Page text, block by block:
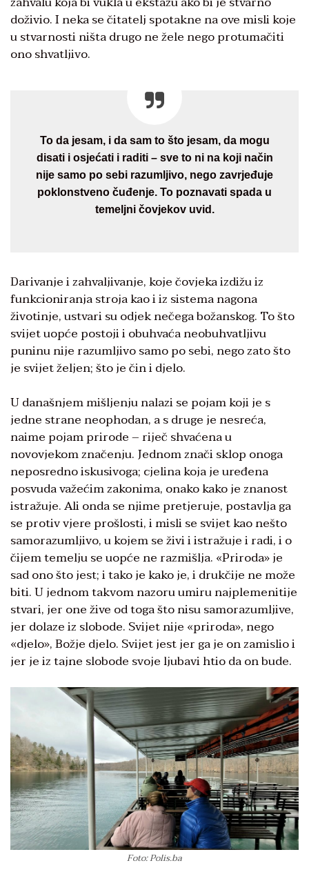
doživio. I neka se čitatelj spotakne na ove misli koje
u stvarnosti ništa drugo ne žele nego protumačiti
ono shvatljivo.
To da jesam, i da sam to što jesam, da mogu
disati i osjećati i raditi – sve to ni na koji način
nije samo po sebi razumljivo, nego zavrjeđuje
poklonstveno čuđenje. To poznavati spada u
temeljni čovjekov uvid.
Darivanje i zahvaljivanje, koje čovjeka izdižu iz
funkcioniranja stroja kao i iz sistema nagona
životinje, ustvari su odjek nečega božanskog. To što
svijet uopće postoji i obuhvaća neobuhvatljivu
puninu nije razumljivo samo po sebi, nego zato što
je svijet željen; što je čin i djelo.
U današnjem mišljenju nalazi se pojam koji je s
jedne strane neophodan, a s druge je nesreća,
naime pojam prirode – riječ shvaćena u
novovjekom značenju. Jednom znači sklop onoga
neposredno iskusivoga; cjelina koja je uređena
posvuda važećim zakonima, onako kako je znanost
istražuje. Ali onda se njime pretjeruje, postavlja ga
se protiv vjere prošlosti, i misli se svijet kao nešto
samorazumljivo, u kojem se živi i istražuje i radi, i o
čijem temelju se uopće ne razmišlja. «Priroda» je
sad ono što jest; i tako je kako je, i drukčije ne može
biti. U jednom takvom nazoru umiru najplemenitije
stvari, jer one žive od toga što nisu samorazumljive,
jer dolaze iz slobode. Svijet nije «priroda», nego
«djelo», Božje djelo. Svijet jest jer ga je on zamislio i
jer je iz tajne slobode svoje ljubavi htio da on bude.
Foto: Polis.ba